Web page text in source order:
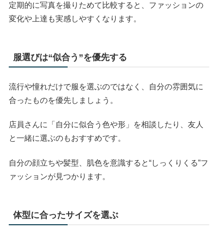
定期的に写真を撮りためて比較すると、ファッションの
変化や上達も実感しやすくなります。
服選びは“似合う”を優先する
流行や憧れだけで服を選ぶのではなく、自分の雰囲気に
合ったものを優先しましょう。
店員さんに「自分に似合う色や形」を相談したり、友人
と一緒に選ぶのもおすすめです。
自分の顔立ちや髪型、肌色を意識すると“しっくりくる”フ
ァッションが見つかります。
体型に合ったサイズを選ぶ